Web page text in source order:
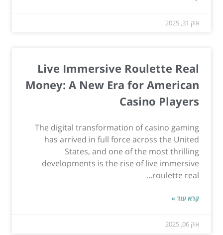
אוק 31, 2025
Live Immersive Roulette Real
Money: A New Era for American
Casino Players
The digital transformation of casino gaming
has arrived in full force across the United
States, and one of the most thrilling
developments is the rise of live immersive
roulette real...
קרא עוד »
אוק 06, 2025